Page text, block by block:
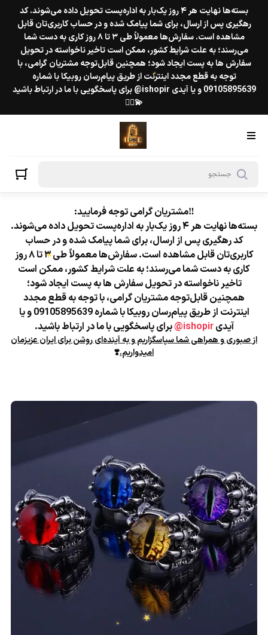
بسته‌ها نهایت هر ۴ روز یک‌بار به اداره‌پست تحویل داده می‌شوند. کد
رهگیری پس از ارسال، برای شما پیامک شده و در حساب کاربری‌تان قابل
مشاهده است. سفارش‌ها معمولاً طی ۳ تا ۸ روز کاری به دست شما
می‌رسند؛ به علت شرایط کشور، ممکن است تاخیر ناخواسته در تحویل
سفارش ها به پست ایجاد شود؛ همچنین قابل‌توجه مشتریان گرامی، با
توجه به قطع مجدد اینترنت از طریق پیام‌رسان روبیکا با شماره
09105895639 و یا آیدی ishopir@ برای پاسخگویی با ما در ارتباط باشید
💫❤️‍🔥
‼️مشتریان گرامی توجه فرمایید:
بسته‌ها نهایت هر ۴ روز یک‌بار به اداره‌پست تحویل داده می‌شوند.
کد رهگیری پس از ارسال، برای شما پیامک شده و در حساب
کاربری‌تان قابل مشاهده است. سفارش‌ها معمولاً طی ۳ تا ۸ روز
کاری به دست شما می‌رسند؛به علت شرایط کشور، ممکن است
تاخیر ناخواسته در تحویل سفارش ها به پست ایجاد شود؛
همچنین قابل‌توجه مشتریان گرامی، با توجه به قطع مجدد
اینترنت از طریق پیام‌رسان روبیکا با شماره 09105895639 و یا
آیدیishopir@ برای پاسخگویی با ما در ارتباط باشید.
از صبوری و همراهی شما سپاسگزاریم و به آینده‌ای روشن برای ایران عزیزمان
امیدواریم.❣️
★